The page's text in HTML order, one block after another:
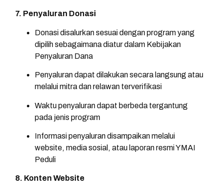
7. Penyaluran Donasi
Donasi disalurkan sesuai dengan program yang
dipilih sebagaimana diatur dalam Kebijakan
Penyaluran Dana
Penyaluran dapat dilakukan secara langsung atau
melalui mitra dan relawan terverifikasi
Waktu penyaluran dapat berbeda tergantung
pada jenis program
Informasi penyaluran disampaikan melalui
website, media sosial, atau laporan resmi YMAI
Peduli
8. Konten Website